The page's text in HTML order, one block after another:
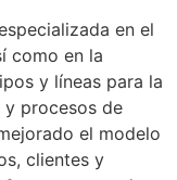
en el
como en la
y líneas para la
y procesos de
el modelo
clientes y